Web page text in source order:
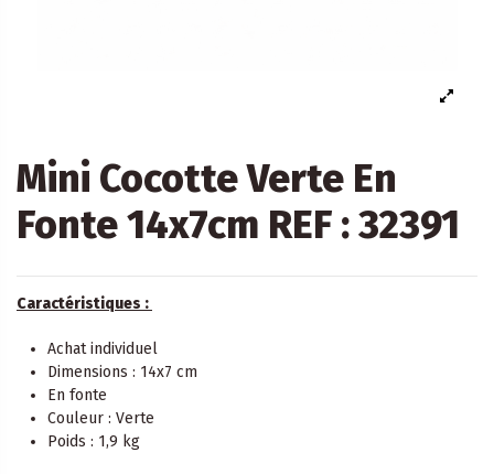
Mini Cocotte Verte En
Fonte 14x7cm REF : 32391
Caractéristiques :
Achat individuel
Dimensions : 14x7 cm
En fonte
Couleur : Verte
Poids : 1,9 kg